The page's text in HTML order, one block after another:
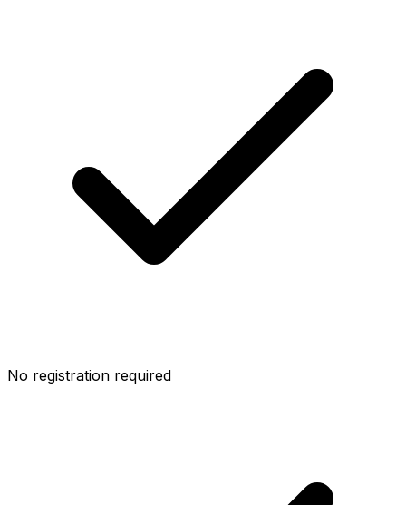
No registration required